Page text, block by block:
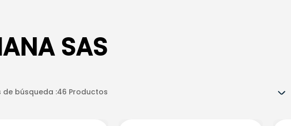
SAS
de búsqueda :46 Productos